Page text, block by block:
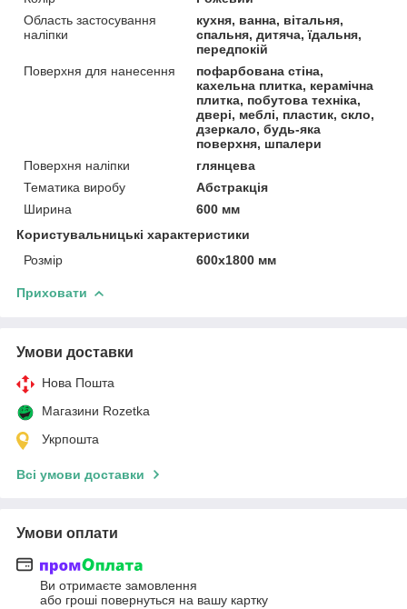
Область застосування
наліпки
кухня, ванна, вітальня,
спальня, дитяча, їдальня,
передпокій
Поверхня для нанесення
пофарбована стіна,
кахельна плитка, керамічна
плитка, побутова техніка,
двері, меблі, пластик, скло,
дзеркало, будь-яка
поверхня, шпалери
Поверхня наліпки
глянцева
Тематика виробу
Абстракція
Ширина
600 мм
Користувальницькі характеристики
Розмір
600х1800 мм
Приховати
Умови доставки
Нова Пошта
Магазини Rozetka
Укрпошта
Всі умови доставки
Умови оплати
Ви отримаєте замовлення
або гроші повернуться на вашу картку